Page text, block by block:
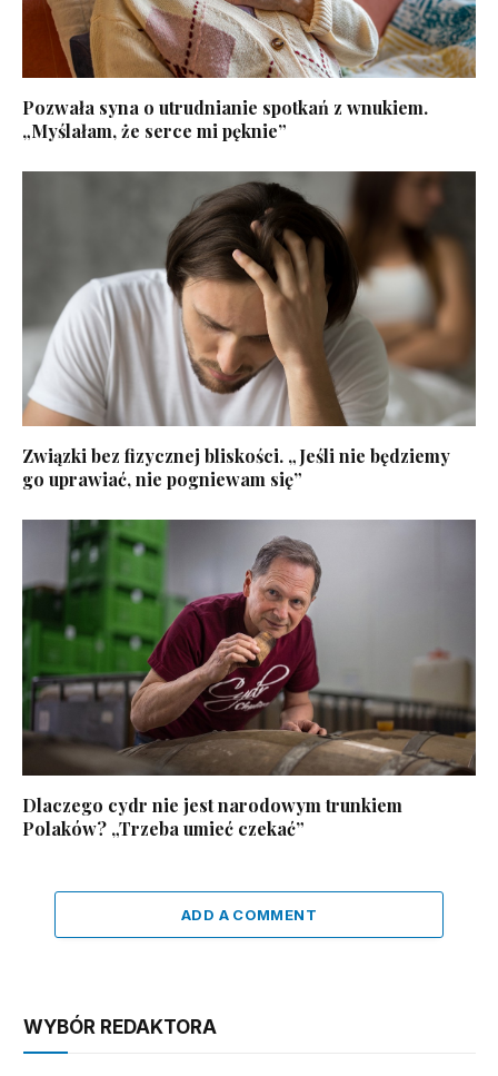
Pozwała syna o utrudnianie spotkań z wnukiem.
„Myślałam, że serce mi pęknie”
Związki bez fizycznej bliskości. „Jeśli nie będziemy
go uprawiać, nie pogniewam się”
Dlaczego cydr nie jest narodowym trunkiem
Polaków? „Trzeba umieć czekać”
ADD A COMMENT
WYBÓR REDAKTORA